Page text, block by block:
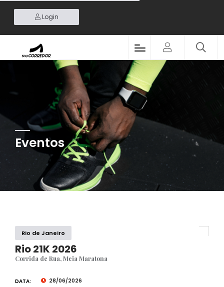
Login
Eventos
Rio de Janeiro
Rio 21K 2026
Corrida de Rua, Meia Maratona
DATA: 28/06/2026